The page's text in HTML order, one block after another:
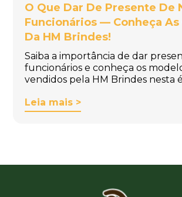
O Que Dar De Presente De
Funcionários — Conheça As
Da HM Brindes!
Saiba a importância de dar
funcionários e conheça os
vendidos pela HM Brindes nesta
Leia mais >